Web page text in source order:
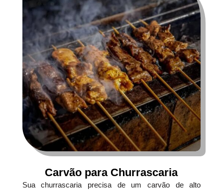
Carvão para Churrascaria
Sua churrascaria precisa de um carvão de alto